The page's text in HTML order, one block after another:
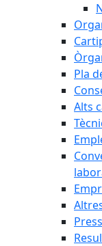
Pla
Alts